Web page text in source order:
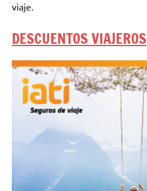
viaje.
DESCUENTOS VIAJEROS